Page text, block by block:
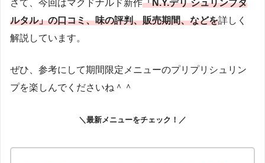
さて、今回はマクドナルド新作「N.Y.デリ シュリンプタ
ルタル」の口コミ、味の評判、販売期間、などを詳しく
解説しています。
ぜひ、参考にして期間限定メニューのプリプリシュリン
プを楽しんでくださいね＾＾
＼最新メニューをチェック！／